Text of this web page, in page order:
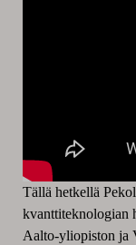
Tällä hetkellä
kvanttiteknologian
Aalto-yliopiston ja